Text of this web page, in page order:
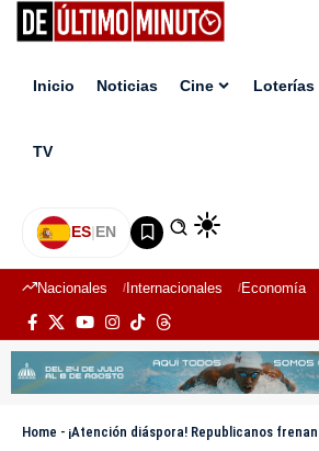
Inicio Noticias Cine Loterías
TV
ES|EN
Nacionales Internacionales Economía
Home - ¡Atención diáspora! Republicanos frenan plan Trump